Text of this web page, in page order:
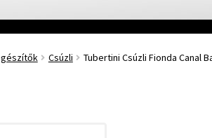
Csúzli Tubertini Csúzli Fionda Canal